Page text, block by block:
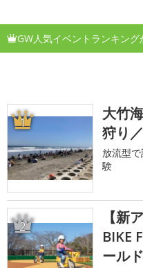
GW人気イベントランキング
1
大竹
狩り
放流型
験
2
【新
BIKE
ール